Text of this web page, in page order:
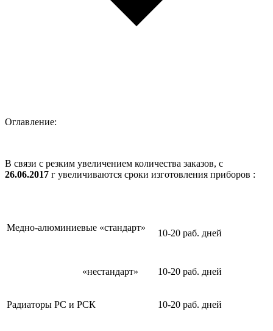
Оглавление:
В связи с резким увеличением количества заказов, с
26.06.2017 г увеличиваются сроки изготовления приборов :
Медно-алюминиевые «стандарт»
10-20 раб. дней
«нестандарт» 10-20 раб. дней
Радиаторы РС и РСК 10-20 раб. дней